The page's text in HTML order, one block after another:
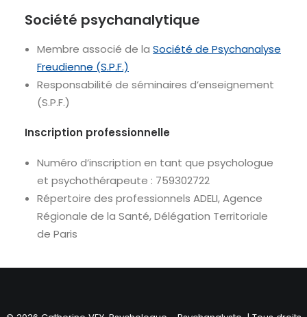
Société psychanalytique
Membre associé de la Société de Psychanalyse
Freudienne (S.P.F.)
Responsabilité de séminaires d’enseignement
(S.P.F.)
Inscription professionnelle
Numéro d’inscription en tant que psychologue
et psychothérapeute : 759302722
Répertoire des professionnels ADELI, Agence
Régionale de la Santé, Délégation Territoriale
de Paris